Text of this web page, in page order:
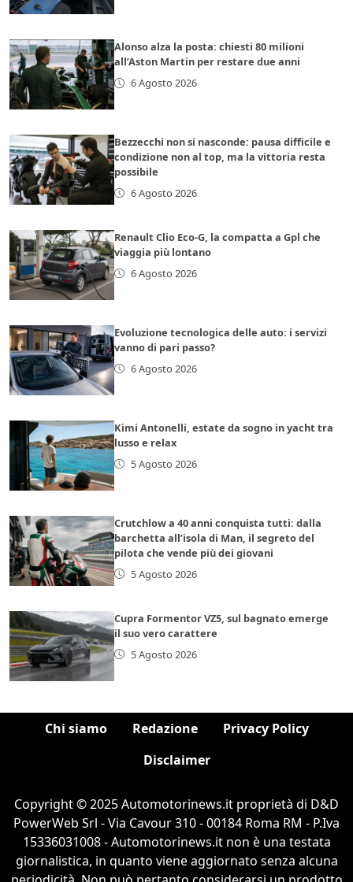
Alonso alza la posta: chiesti 80 milioni
all’Aston Martin per restare due anni
6 Agosto 2026
Bezzecchi non si nasconde: pausa difficile e
condizione non al top, ma la vittoria resta
possibile
6 Agosto 2026
Renault Clio Eco-G, la compatta a Gpl che
viaggia più lontano
6 Agosto 2026
Evoluzione tecnologica delle auto: i servizi
vanno di pari passo?
6 Agosto 2026
Kimi Antonelli, estate da sogno in yacht tra
lusso e relax
5 Agosto 2026
Crutchlow a 40 anni conquista tutti: dalla
barchetta all’isola di Man, il segreto del
pilota che vende più dei giovani
5 Agosto 2026
Cupra Formentor VZ5, sul bagnato emerge
il suo vero carattere
5 Agosto 2026
Chi siamo Redazione
Privacy Policy
Disclaimer
Copyright © 2025 Automotorinews.it proprietà di D&D
PowerWeb Srl - Via Cavour 310 - 00184 Roma RM - P.Iva
15336031008 - Automotorinews.it non è una testata
giornalistica, in quanto viene aggiornato senza alcuna